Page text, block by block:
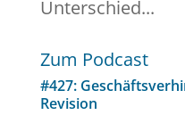
Unterschied...
Zum Podcast
#427:
Revision